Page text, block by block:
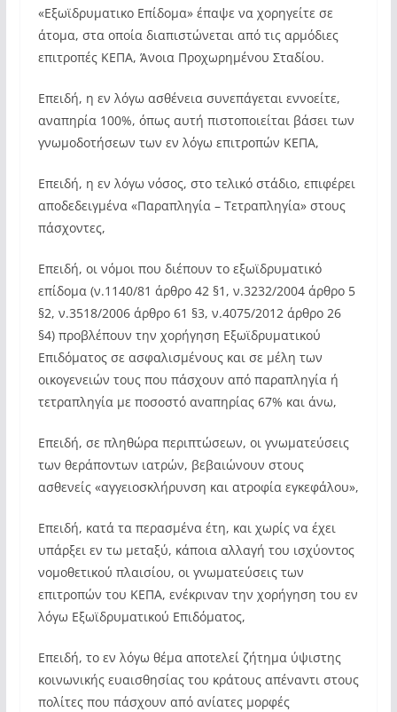
«Εξωϊδρυματικο Επίδομα» έπαψε να χορηγείτε σε
άτομα, στα οποία διαπιστώνεται από τις αρμόδιες
επιτροπές ΚΕΠΑ, Άνοια Προχωρημένου Σταδίου.
Επειδή, η εν λόγω ασθένεια συνεπάγεται εννοείτε,
αναπηρία 100%, όπως αυτή πιστοποιείται βάσει των
γνωμοδοτήσεων των εν λόγω επιτροπών ΚΕΠΑ,
Επειδή, η εν λόγω νόσος, στο τελικό στάδιο, επιφέρει
αποδεδειγμένα «Παραπληγία – Τετραπληγία» στους
πάσχοντες,
Επειδή, οι νόμοι που διέπουν το εξωϊδρυματικό
επίδομα (ν.1140/81 άρθρο 42 §1, ν.3232/2004 άρθρο 5
§2, ν.3518/2006 άρθρο 61 §3, ν.4075/2012 άρθρο 26
§4) προβλέπουν την χορήγηση Εξωϊδρυματικού
Επιδόματος σε ασφαλισμένους και σε μέλη των
οικογενειών τους που πάσχουν από παραπληγία ή
τετραπληγία με ποσοστό αναπηρίας 67% και άνω,
Επειδή, σε πληθώρα περιπτώσεων, οι γνωματεύσεις
των θεράποντων ιατρών, βεβαιώνουν στους
ασθενείς «αγγειοσκλήρυνση και ατροφία εγκεφάλου»,
Επειδή, κατά τα περασμένα έτη, και χωρίς να έχει
υπάρξει εν τω μεταξύ, κάποια αλλαγή του ισχύοντος
νομοθετικού πλαισίου, οι γνωματεύσεις των
επιτροπών του ΚΕΠΑ, ενέκριναν την χορήγηση του εν
λόγω Εξωϊδρυματικού Επιδόματος,
Επειδή, το εν λόγω θέμα αποτελεί ζήτημα ύψιστης
κοινωνικής ευαισθησίας του κράτους απέναντι στους
πολίτες που πάσχουν από ανίατες μορφές